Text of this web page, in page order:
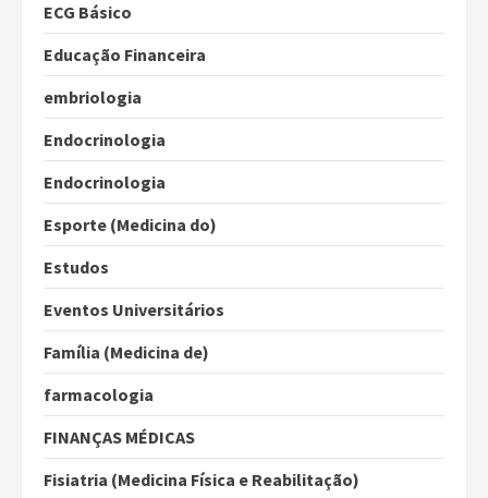
ECG Básico
Educação Financeira
embriologia
Endocrinologia
Endocrinologia
Esporte (Medicina do)
Estudos
Eventos Universitários
Família (Medicina de)
farmacologia
FINANÇAS MÉDICAS
Fisiatria (Medicina Física e Reabilitação)